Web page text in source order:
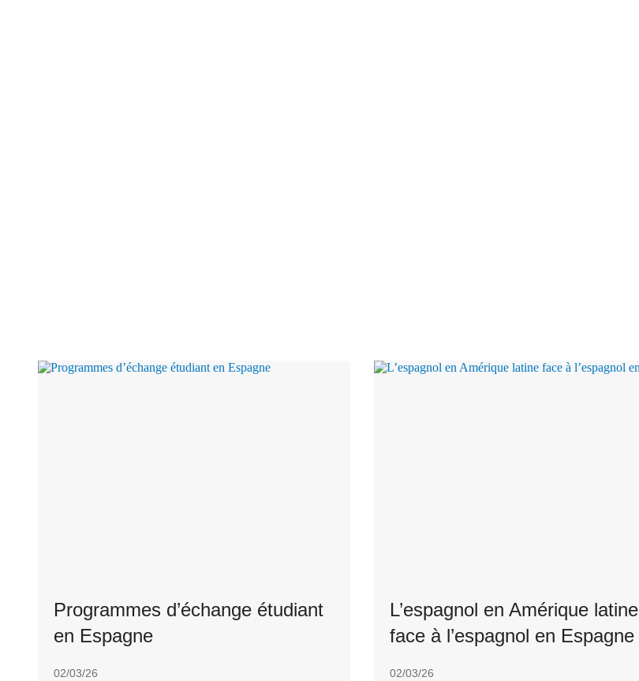
Programmes d’échange étudiant
en Espagne
02/03/26
L’espagnol en Amérique latine
face à l’espagnol en Espagne
02/03/26